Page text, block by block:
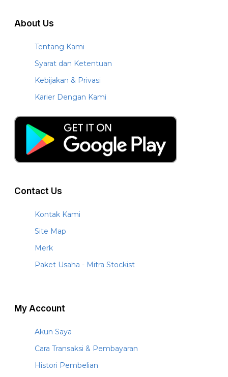
About Us
Tentang Kami
Syarat dan Ketentuan
Kebijakan & Privasi
Karier Dengan Kami
Contact Us
Kontak Kami
Site Map
Merk
Paket Usaha - Mitra Stockist
My Account
Akun Saya
Cara Transaksi & Pembayaran
Histori Pembelian